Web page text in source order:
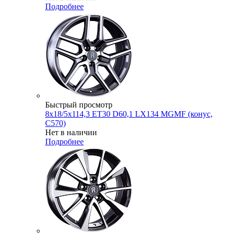
Подробнее
Быстрый просмотр
8x18/5x114,3 ET30 D60,1 LX134 MGMF (конус,
C570)
Нет в наличии
Подробнее